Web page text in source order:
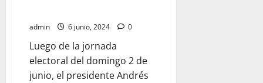
través
del
programa
La
Clínica
es
Nuestra
admin 6 junio, 2024 0
Luego de la jornada
electoral del domingo 2 de
junio, el presidente Andrés